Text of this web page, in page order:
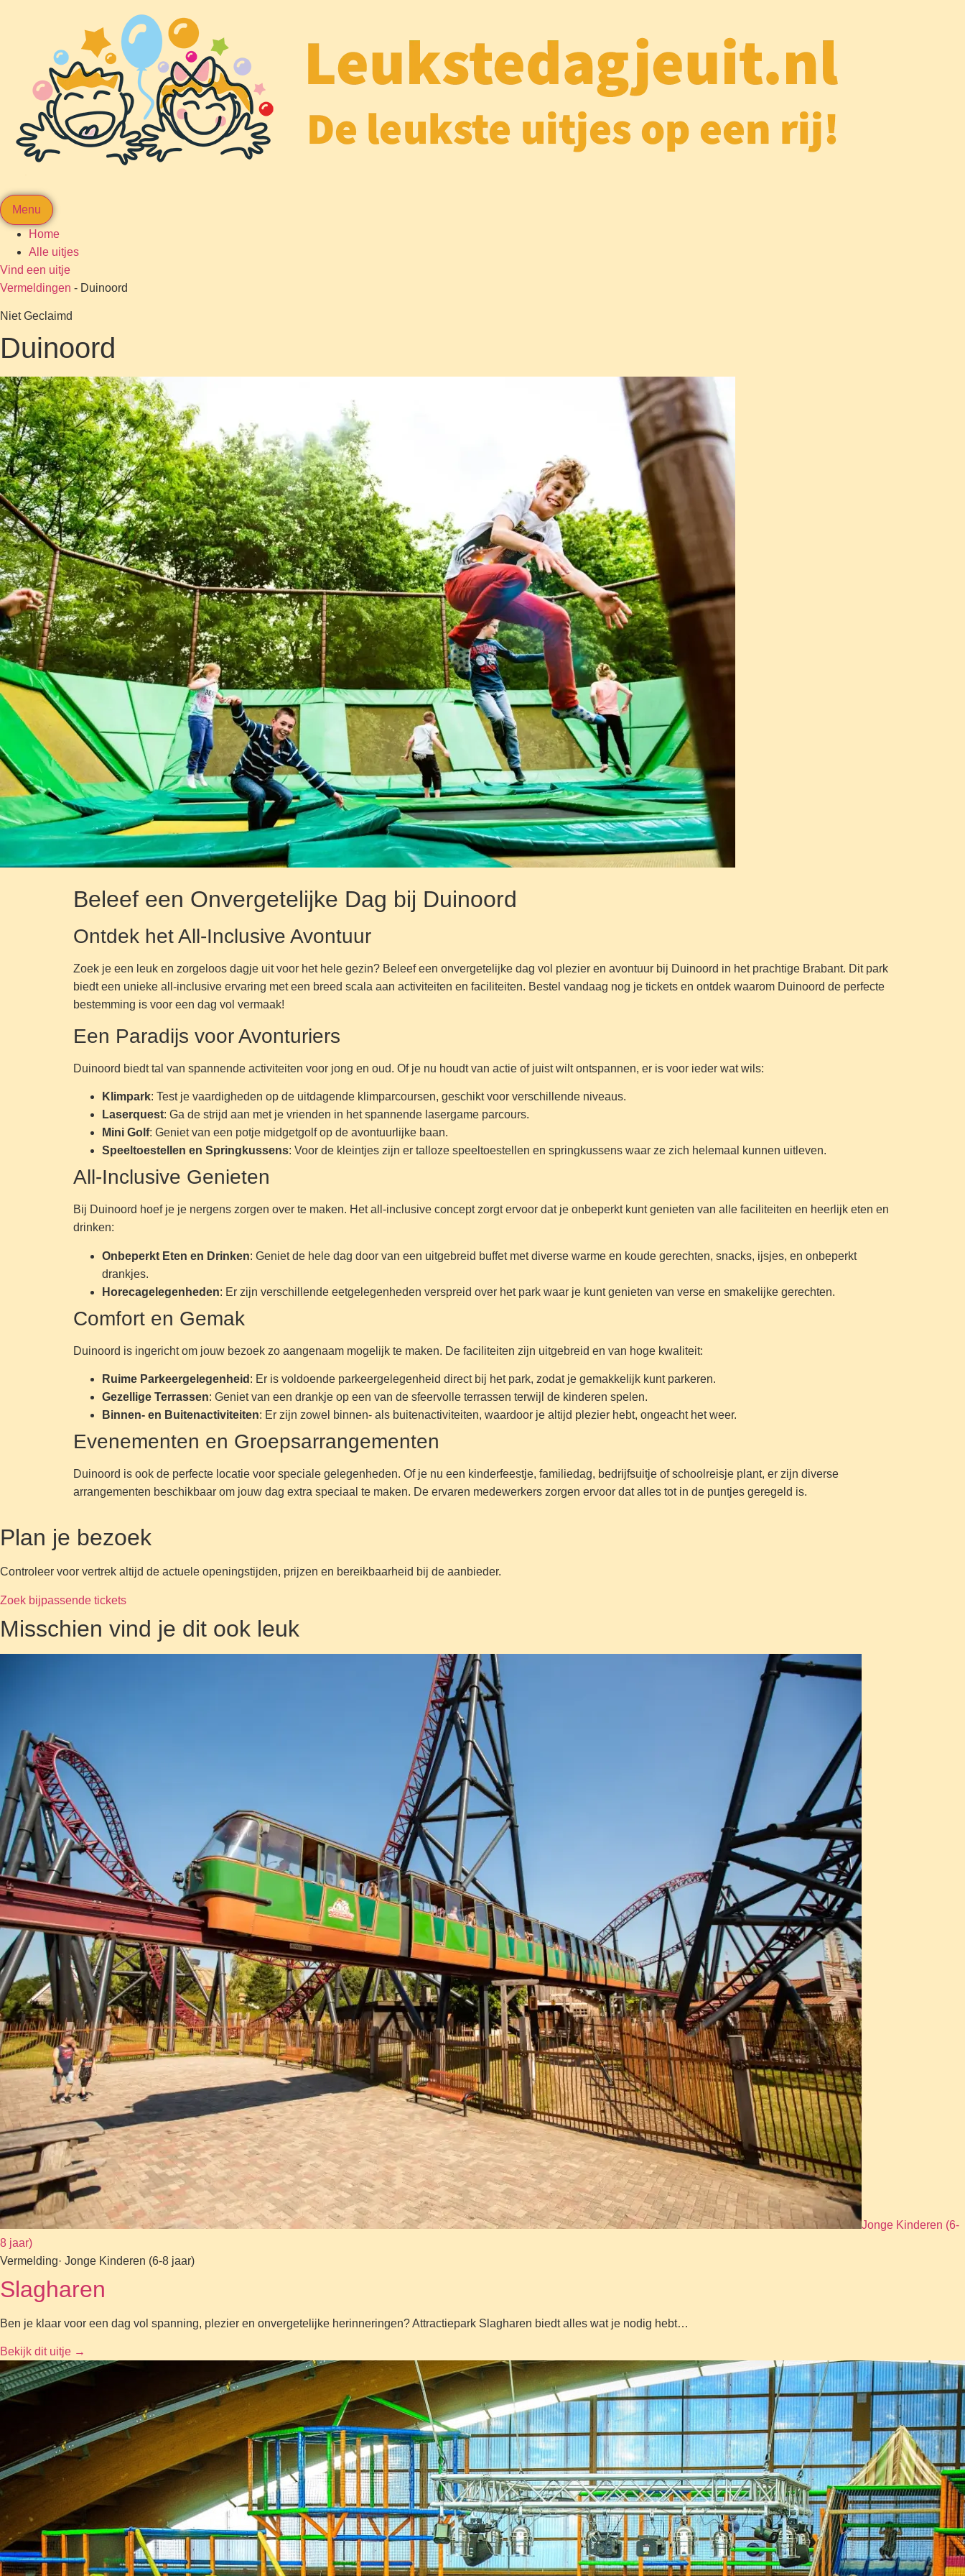
Menu
Home
Alle uitjes
Vind een uitje
Vermeldingen - Duinoord
Niet Geclaimd
Duinoord
Beleef een Onvergetelijke Dag bij Duinoord
Ontdek het All-Inclusive Avontuur
Zoek je een leuk en zorgeloos dagje uit voor het hele gezin? Beleef een onvergetelijke dag vol plezier en avontuur bij Duinoord in het prachtige Brabant. Dit park
biedt een unieke all-inclusive ervaring met een breed scala aan activiteiten en faciliteiten. Bestel vandaag nog je tickets en ontdek waarom Duinoord de perfecte
bestemming is voor een dag vol vermaak!
Een Paradijs voor Avonturiers
Duinoord biedt tal van spannende activiteiten voor jong en oud. Of je nu houdt van actie of juist wilt ontspannen, er is voor ieder wat wils:
Klimpark: Test je vaardigheden op de uitdagende klimparcoursen, geschikt voor verschillende niveaus.
Laserquest: Ga de strijd aan met je vrienden in het spannende lasergame parcours.
Mini Golf: Geniet van een potje midgetgolf op de avontuurlijke baan.
Speeltoestellen en Springkussens: Voor de kleintjes zijn er talloze speeltoestellen en springkussens waar ze zich helemaal kunnen uitleven.
All-Inclusive Genieten
Bij Duinoord hoef je je nergens zorgen over te maken. Het all-inclusive concept zorgt ervoor dat je onbeperkt kunt genieten van alle faciliteiten en heerlijk eten en
drinken:
Onbeperkt Eten en Drinken: Geniet de hele dag door van een uitgebreid buffet met diverse warme en koude gerechten, snacks, ijsjes, en onbeperkt
drankjes.
Horecagelegenheden: Er zijn verschillende eetgelegenheden verspreid over het park waar je kunt genieten van verse en smakelijke gerechten.
Comfort en Gemak
Duinoord is ingericht om jouw bezoek zo aangenaam mogelijk te maken. De faciliteiten zijn uitgebreid en van hoge kwaliteit:
Ruime Parkeergelegenheid : Er is voldoende parkeergelegenheid direct bij het park, zodat je gemakkelijk kunt parkeren.
Gezellige Terrassen: Geniet van een drankje op een van de sfeervolle terrassen terwijl de kinderen spelen.
Binnen- en Buitenactiviteiten: Er zijn zowel binnen- als buitenactiviteiten, waardoor je altijd plezier hebt, ongeacht het weer.
Evenementen en Groepsarrangementen
Duinoord is ook de perfecte locatie voor speciale gelegenheden. Of je nu een kinderfeestje, familiedag, bedrijfsuitje of schoolreisje plant, er zijn diverse
arrangementen beschikbaar om jouw dag extra speciaal te maken. De ervaren medewerkers zorgen ervoor dat alles tot in de puntjes geregeld is.
Plan je bezoek
Controleer voor vertrek altijd de actuele openingstijden, prijzen en bereikbaarheid bij de aanbieder.
Zoek bijpassende tickets
Misschien vind je dit ook leuk
Jonge Kinderen (6-
8 jaar)
Vermelding· Jonge Kinderen (6-8 jaar)
Slagharen
Ben je klaar voor een dag vol spanning, plezier en onvergetelijke herinneringen? Attractiepark Slagharen biedt alles wat je nodig hebt…
Bekijk dit uitje →